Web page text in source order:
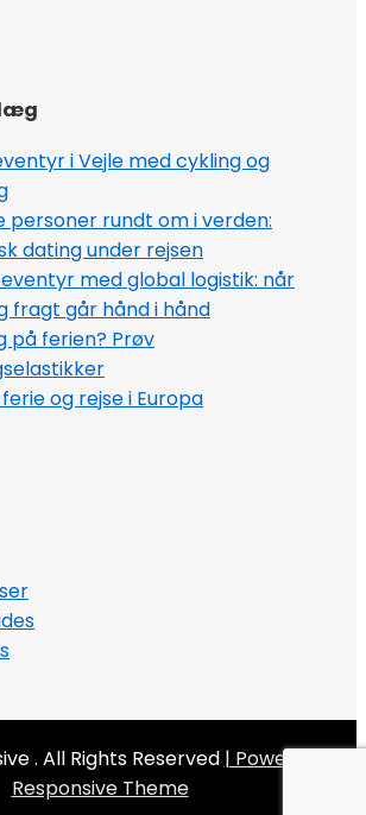
i Vejle med cykling og
personer rundt om i verden:
dating under rejsen
med global logistik: når
fragt går hånd i hånd
på ferien? Prøv
og rejse i Europa
. All Rights Reserved | Powered by
Responsive Theme